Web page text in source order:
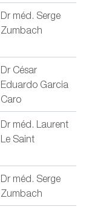
Dr méd. Serge
Zumbach
Dr César
Eduardo Garcia
Caro
Dr méd. Laurent
Le Saint
Dr méd. Serge
Zumbach